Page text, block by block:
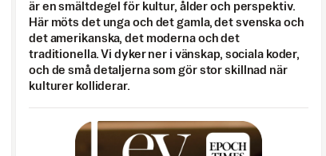
är en smältdegel för kultur, ålder och perspektiv.
Här möts det unga och det gamla, det svenska och
det amerikanska, det moderna och det
traditionella. Vi dyker ner i vänskap, sociala koder,
och de små detaljerna som gör stor skillnad när
kulturer kolliderar.